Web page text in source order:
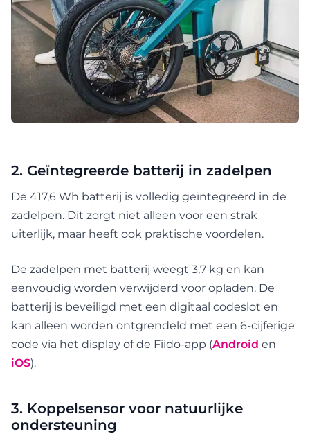
2. Geïntegreerde batterij in zadelpen
De 417,6 Wh batterij is volledig geïntegreerd in de
zadelpen. Dit zorgt niet alleen voor een strak
uiterlijk, maar heeft ook praktische voordelen.
De zadelpen met batterij weegt 3,7 kg en kan
eenvoudig worden verwijderd voor opladen. De
batterij is beveiligd met een digitaal codeslot en
kan alleen worden ontgrendeld met een 6-cijferige
code via het display of de Fiido-app (Android en
iOS).
3. Koppelsensor voor natuurlijke
ondersteuning